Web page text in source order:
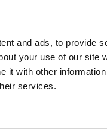
and ads, to provide
your use of our site
it with other
services.
jízda je aktivní pouze v den
11. jízda
hotově či kartou jsou